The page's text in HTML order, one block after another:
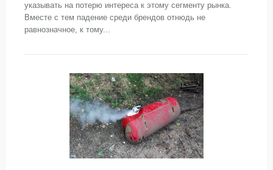
указывать на потерю интереса к этому сегменту рынка.
Вместе с тем падение среди брендов отнюдь не
равнозначное, к тому...